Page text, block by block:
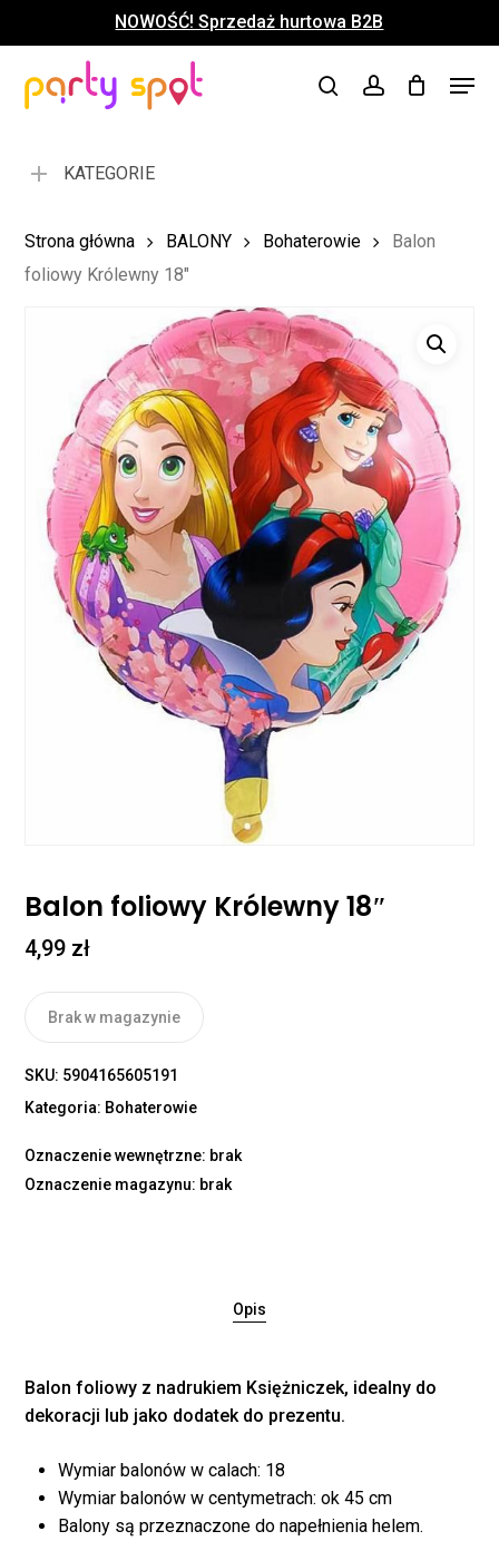
to
content
NOWOŚĆ! Sprzedaż hurtowa B2B
searchaccount
Menu
Koszyk Close
KATEGORIE
Strona główna BALONY Bohaterowie
Balon
foliowy Królewny 18″
Balon foliowy Królewny 18″
4,99 zł
Brak w magazynie
SKU: 5904165605191
Kategoria: Bohaterowie
Oznaczenie wewnętrzne: brak
Oznaczenie magazynu: brak
Opis
Balon foliowy z nadrukiem Księżniczek, idealny do
dekoracji lub jako dodatek do prezentu.
Wymiar balonów w calach: 18
Wymiar balonów w centymetrach: ok 45 cm
Balony są przeznaczone do napełnienia helem.
Menu